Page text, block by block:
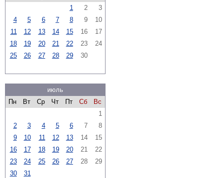
1
2
3
4
5 6 7 8 9
10
11
12 13 14 15 16
17
18
19 20 21 22 23
24
25
26 27 28 29 30
июль
Пн
Вт Ср Чт Пт Сб
Вс
1
2
3 4 5 6 7
8
9
10 11 12 13 14
15
16
17 18 19 20 21
22
23
24 25 26 27 28
29
30
31